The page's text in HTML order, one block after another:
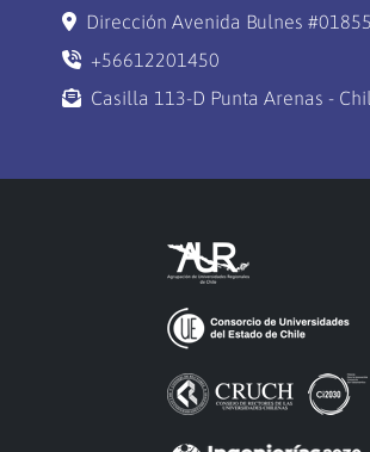
Dirección Avenida Bulnes #01855
+56612201450
Casilla 113-D Punta Arenas -